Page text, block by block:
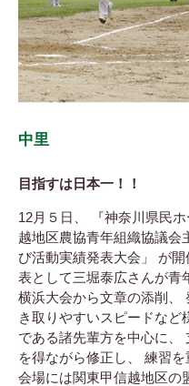
中里
目指すは日本一！！
12月５日、 『神奈川県民
越地区農協青年組織協議会
び活動実績発表大会」 が
表として三堀泰広さんが青
横浜大会から文章の添削、
き取りやすいスピードなど
である諸先輩方を中心に、
を得ながら修正し、 練習を
会場には関東甲信越地区の